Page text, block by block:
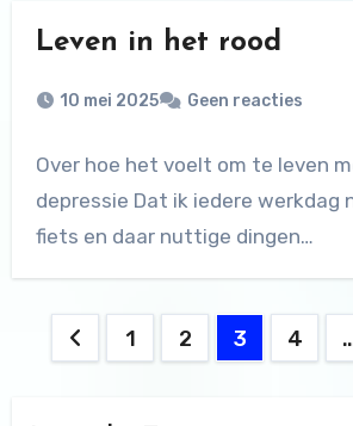
Leven in het rood
10 mei 2025 Geen reacties
Over hoe het voelt om te leven
depressie Dat ik iedere werkdag
fiets en daar nuttige dingen…
Berichten
1 2 3 4